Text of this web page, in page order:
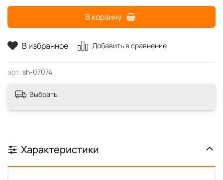
В избранное Добавить в сравнение
арт. sh-07074
В корзину
Выбрать
Характеристики